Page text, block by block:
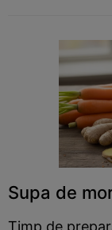
Supa de
Timp de